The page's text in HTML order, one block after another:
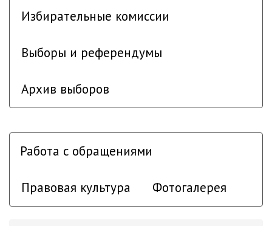
Избирательные комиссии
Выборы и референдумы
Архив выборов
Работа с обращениями
Правовая культура Фотогалерея